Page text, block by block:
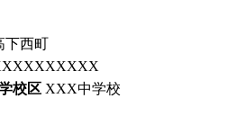
下西町
校区 XXX中学校